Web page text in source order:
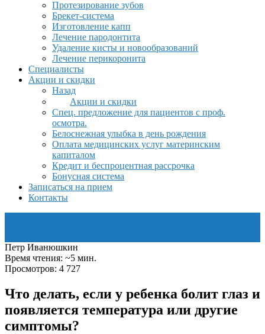
Протезирование зубов
Брекет-система
Изготовление капп
Лечение пародонтита
Удаление кисты и новообразований
Лечение перикоронита
Специалисты
Акции и скидки
Назад
Акции и скидки
Спец. предложение для пациентов с проф.
осмотра.
Белоснежная улыбка в день рождения
Оплата медицинских услуг материнским
капиталом
Кредит и беспроцентная рассрочка
Бонусная система
Записаться на прием
Контакты
Петр Иванюшкин
Время чтения: ~5 мин.
Просмотров: 4 727
Что делать, если у ребенка болит глаз и
появляется температура или другие
симптомы?